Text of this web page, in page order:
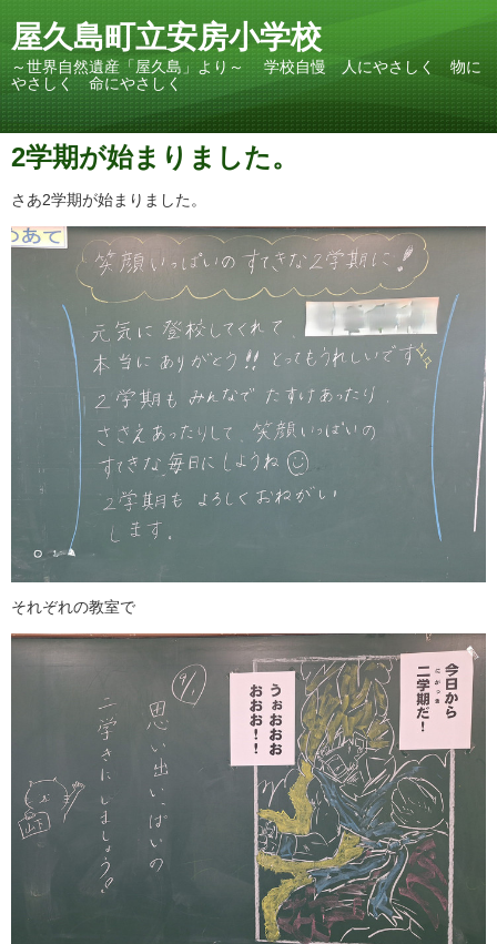
屋久島町立安房小学校
～世界自然遺産「屋久島」より～ 学校自慢 人にやさしく 物に
やさしく 命にやさしく
2学期が始まりました。
さあ2学期が始まりました。
それぞれの教室で